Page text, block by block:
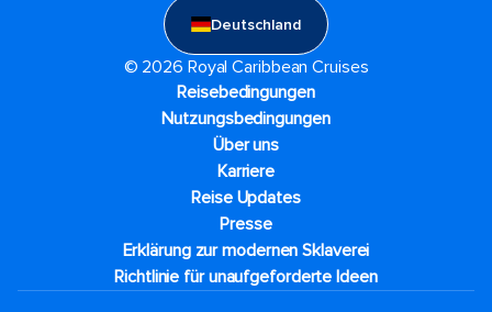
Deutschland
© 2026 Royal Caribbean Cruises
Reisebedingungen
Nutzungsbedingungen
Über uns
Karriere​
Reise Updates​
Presse
Erklärung zur modernen Sklaverei
Richtlinie für unaufgeforderte Ideen